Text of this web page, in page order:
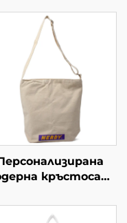
кръстосана
ремък –